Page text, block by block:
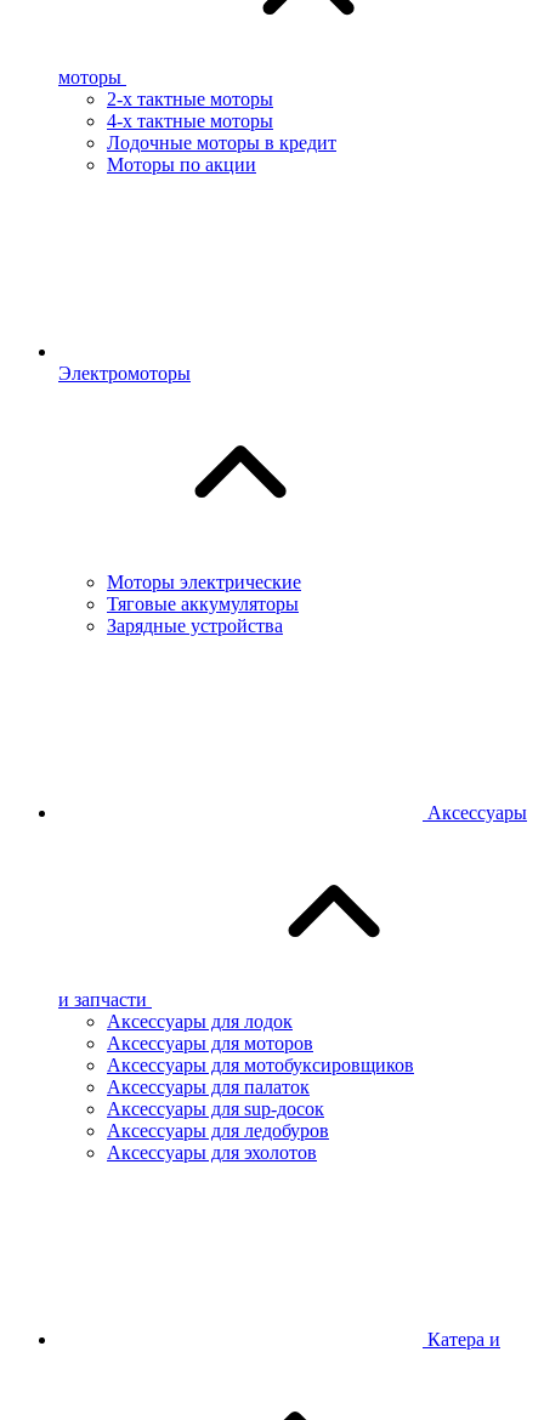
моторы
2-х тактные моторы
4-х тактные моторы
Лодочные моторы в кредит
Моторы по акции
Электромоторы
Моторы электрические
Тяговые аккумуляторы
Зарядные устройства
Аксессуары
и запчасти
Аксессуары для лодок
Аксессуары для моторов
Аксессуары для мотобуксировщиков
Аксессуары для палаток
Аксессуары для sup-досок
Аксессуары для ледобуров
Аксессуары для эхолотов
Катера и